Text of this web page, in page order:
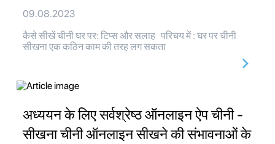
09.08.2023
कैसे सीखें चीनी घर पर: टिप्स और सलाह परिचय में : घर पर चीनी
सीखना एक कठिन काम की तरह लग सकता
अध्ययन के लिए सर्वश्रेष्ठ ऑनलाइन ऐप चीनी -
सीखना चीनी ऑनलाइन सीखने की संभावनाओं के